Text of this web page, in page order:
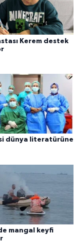
Kerem destek
dünya literatürüne
mangal keyfi